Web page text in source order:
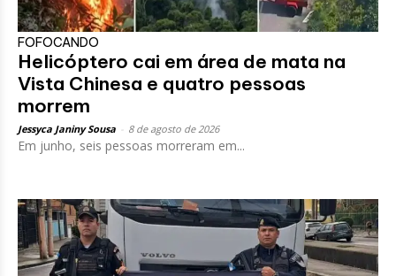
FOFOCANDO
Helicóptero cai em área de mata na
Vista Chinesa e quatro pessoas
morrem
Jessyca Janiny Sousa 8 de agosto de 2026
Em junho, seis pessoas morreram em...